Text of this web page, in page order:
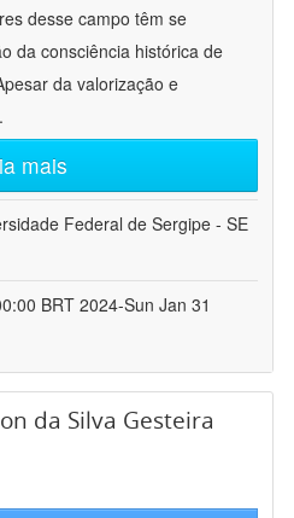
desse campo têm se
da consciência histórica de
da valorização e
mais
Federal de Sergipe - SE
BRT 2024-Sun Jan 31
da Silva Gesteira